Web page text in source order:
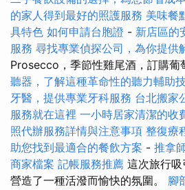
的家人得到最好的照護服務 美味餐
具特色 如何申請台胞證 - 新店區的
服務 尋找專業偵探公司，為你提供
Prosecco，季節性雞尾酒，訂購葡
聽器，了解這種革命性的聽力輔助
牙醫，提供專業牙科服務 台北搬家
服務就在這裡 一小時居家清潔的收
照代辦服務詳情與注意事項 整復療
助您找到最適合的餐飲方案 - 推拿
商家檔案 記帳服務推薦 這次旅行吸
營造了一種活潑而愉快的氛圍。 腳